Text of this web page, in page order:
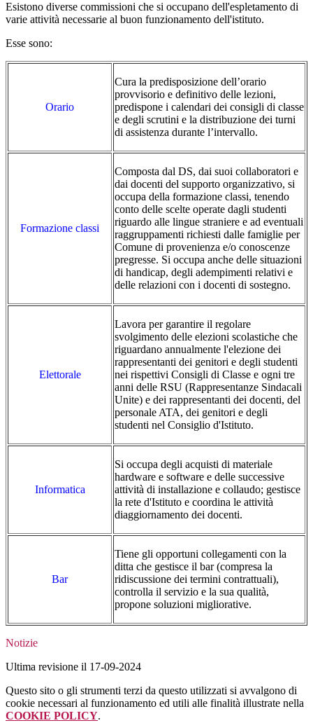
Esistono diverse commissioni che si occupano dell'espletamento di
varie attività necessarie al buon funzionamento dell'istituto.
Esse sono:
Orario
Cura la predisposizione dell’orario
provvisorio e definitivo delle lezioni,
predispone i calendari dei consigli di classe
e degli scrutini e la distribuzione dei turni
di assistenza durante l’intervallo.
Formazione classi
Composta dal DS, dai suoi collaboratori e
dai docenti del supporto organizzativo, si
occupa della formazione classi, tenendo
conto delle scelte operate dagli studenti
riguardo alle lingue straniere e ad eventuali
raggruppamenti richiesti dalle famiglie per
Comune di provenienza e/o conoscenze
pregresse. Si occupa anche delle situazioni
di handicap, degli adempimenti relativi e
delle relazioni con i docenti di sostegno.
Elettorale
Lavora per garantire il regolare
svolgimento delle elezioni scolastiche che
riguardano annualmente l'elezione dei
rappresentanti dei genitori e degli studenti
nei rispettivi Consigli di Classe e ogni tre
anni delle RSU (Rappresentanze Sindacali
Unite) e dei rappresentanti dei docenti, del
personale ATA, dei genitori e degli
studenti nel Consiglio d'Istituto.
Informatica
Si occupa degli acquisti di materiale
hardware e software e delle successive
attività di installazione e collaudo; gestisce
la rete d'Istituto e coordina le attività
diaggiornamento dei docenti.
Bar
Tiene gli opportuni collegamenti con la
ditta che gestisce il bar (compresa la
ridiscussione dei termini contrattuali),
controlla il servizio e la sua qualità,
propone soluzioni migliorative.
Notizie
Ultima revisione il 17-09-2024
Questo sito o gli strumenti terzi da questo utilizzati si avvalgono di
cookie necessari al funzionamento ed utili alle finalità illustrate nella
COOKIE POLICY.